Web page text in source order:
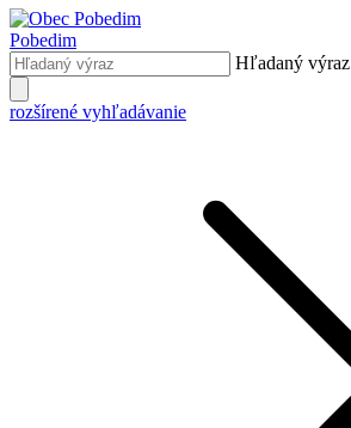
Pobedim
Hľadaný výraz
rozšírené vyhľadávanie